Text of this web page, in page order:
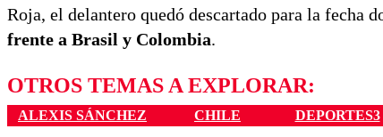
Roja, el delantero quedó descartado para la fecha
frente a Brasil y Colombia.
OTROS TEMAS A EXPLORAR:
ALEXIS SÁNCHEZ CHILE DEPORTES3